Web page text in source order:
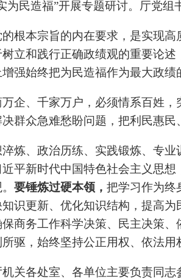
民造福”开展专题研讨。厅党组
根本宗旨的内在要求，是实现
立和践行正确政绩观的重要论
强始终把为民造福作为最大政绩
企、千家万户，必须情系百姓
群众急难愁盼问题，把利民惠民
炼、政治历练、实践锻炼、专
平新时代中国特色社会主义思想
要锤炼过硬本领， 把学习作为终
识更新、优化知识结构，提高为
商务工作科学决策、民主决策、
驱，始终坚持公正用权、依法用
关各处室、各单位主要负责同志